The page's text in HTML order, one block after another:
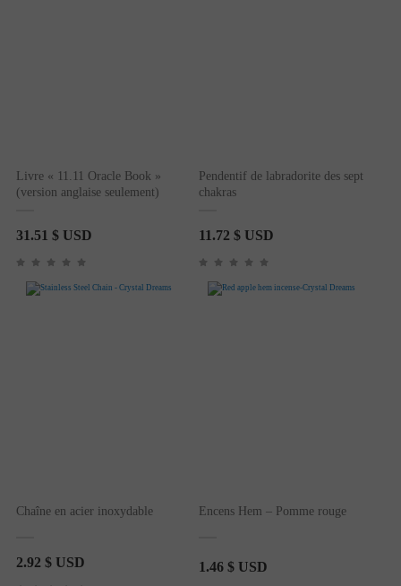
Livre « 11.11 Oracle Book »
(version anglaise seulement)
31.51 $ USD
Pendentif de labradorite des sept
chakras
11.72 $ USD
Chaîne en acier inoxydable
2.92 $ USD
Encens Hem – Pomme rouge
1.46 $ USD